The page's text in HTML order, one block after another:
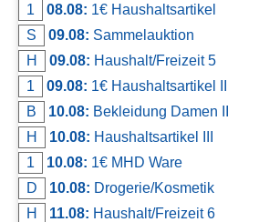
Kontakt
AGB, Nutzungsbedingungen
Impressum
1
08.08: 1€ Haushaltsartikel
S
09.08: Sammelauktion
H
09.08: Haushalt/Freizeit 5
1
09.08: 1€ Haushaltsartikel II
B
10.08: Bekleidung Damen II
H
10.08: Haushaltsartikel III
1
10.08: 1€ MHD Ware
D
10.08: Drogerie/Kosmetik
H
11.08: Haushalt/Freizeit 6